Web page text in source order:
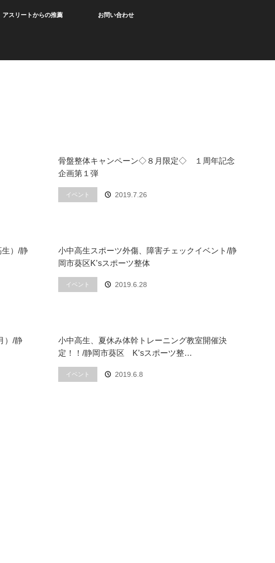
アスリートからの推薦 お問い合わせ
骨盤整体キャンペーン◇８月限定◇ １周年記念
企画第１弾
イベント 2019.7.26
）/静
小中高生スポーツ外傷、障害チェックイベント/静
岡市葵区K’sスポーツ整体
イベント 2019.6.28
）/静
小中高生、夏休み体幹トレーニング教室開催決
定！！/静岡市葵区 K’sスポーツ整…
イベント 2019.6.8